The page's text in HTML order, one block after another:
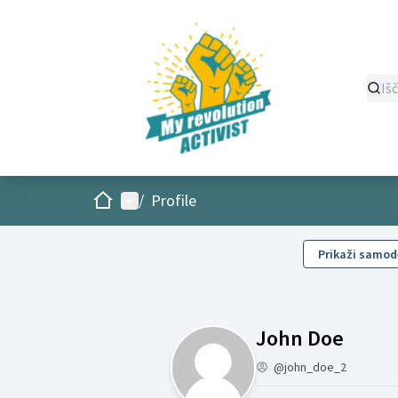
DomovMain menu
/ Profile
Prikaži
John Doe
@john_doe_2